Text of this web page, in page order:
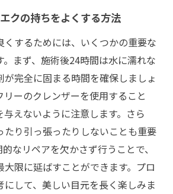
クの持ちをよくする方法
くするためには、いくつかの重要な
まず、施術後24時間は水に濡れな
が完全に固まる時間を確保しましょ
リーのクレンザーを使用すること
えないように注意します。さら
たり引っ張ったりしないことも重要
なリペアを欠かさず行うことで、
限に延ばすことができます。プロ
にして、美しい目元を長く楽しみま